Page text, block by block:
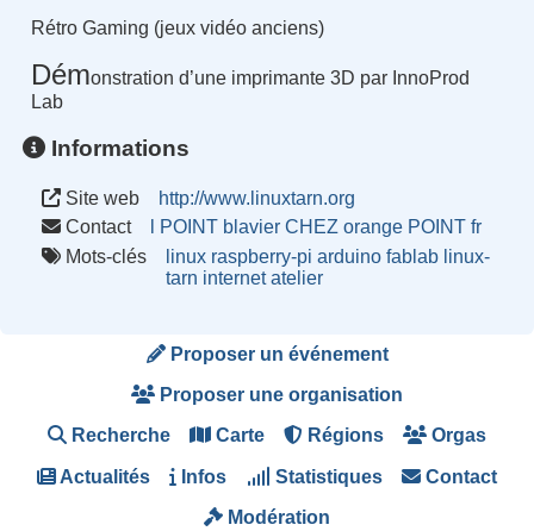
Rétro Gaming (jeux vidéo anciens)
Démonstration d’une imprimante 3D par InnoProd
Lab
Informations
Site web
http://www.linuxtarn.org
Contact
l POINT blavier CHEZ orange POINT fr
Mots-clés
linux raspberry-pi arduino fablab linux-
tarn internet atelier
Proposer un événement
Proposer une organisation
Recherche Carte Régions Orgas
Actualités Infos Statistiques Contact
Modération